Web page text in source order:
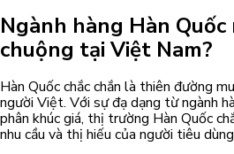
Ngành hàng Hàn Quốc
chuộng tại Việt Nam?
Hàn Quốc chắc chắn là thiên đường
người Việt. Với sự đạ dạng từ ngành
phân khúc giá, thị trường Hàn Quốc
nhu cầu và thị hiếu của người tiêu